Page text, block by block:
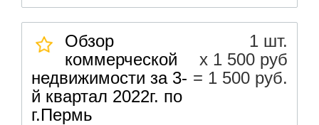
Обзор
коммерческой
недвижимости за 3-
й квартал 2022г. по
г.Пермь
1 шт.
х 1 500 руб
= 1 500 руб.